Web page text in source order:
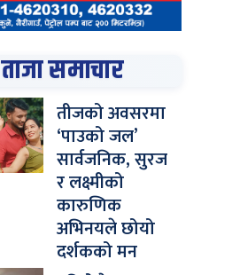
ताजा समाचार
तीजको अवसरमा
‘पाउको जल’
सार्वजनिक, सुरज
र लक्ष्मीको
कारुणिक
अभिनयले छोयो
दर्शकको मन